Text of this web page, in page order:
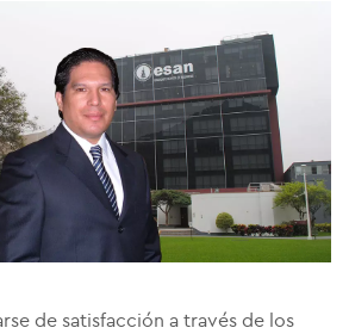
de satisfacción a través de los